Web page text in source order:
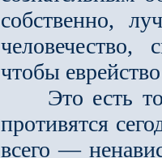
собственно,
человечество,
чтобы
Это есть то,
противятся
всего —